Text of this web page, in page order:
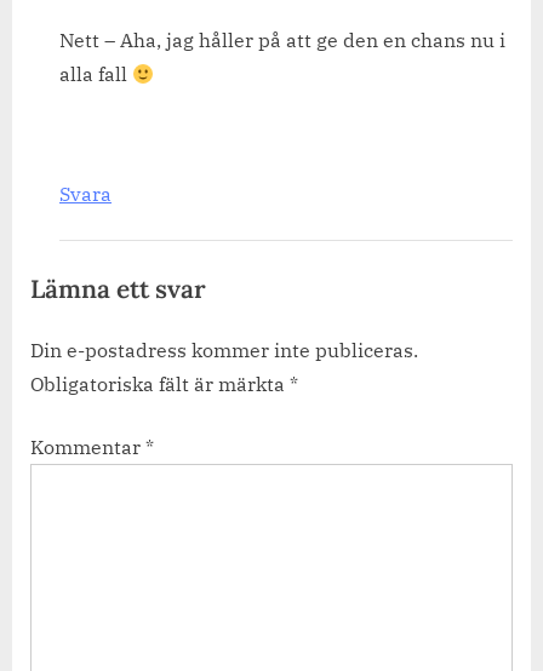
Nett – Aha, jag håller på att ge den en chans nu i
alla fall
Svara
Lämna ett svar
Din e-postadress kommer inte publiceras.
Obligatoriska fält är märkta *
Kommentar *